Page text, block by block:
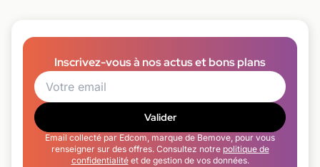
Inscrivez-vous à nos actus et bons plans
Valider
Email collecté par Edcom, marque de Bemove, pour vous
renseigner sur des offres. Consultez notre politique de
confidentialitéet de gestion de vos données.